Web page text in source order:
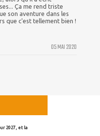
Ça me rend triste
son aventure dans les
que c'est tellement bien !
05 MAI 2020
2027, et la